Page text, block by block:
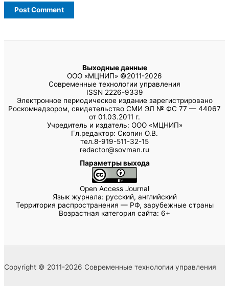
Выходные данные
ООО «МЦНИП» ©2011-2026
Современные технологии управления
ISSN 2226-9339
Электронное периодическое издание зарегистрировано
Роскомнадзором, свидетельство СМИ ЭЛ № ФС 77 — 44067
от 01.03.2011 г.
Учредитель и издатель: ООО «МЦНИП»
Гл.редактор: Скопин О.В.
тел.8-919-511-32-15
redactor@sovman.ru
Параметры выхода
Open Access Journal
Язык журнала: русский, английский
Территория распространения — РФ, зарубежные страны
Возрастная категория сайта: 6+
Copyright © 2011-2026 Современные технологии управления